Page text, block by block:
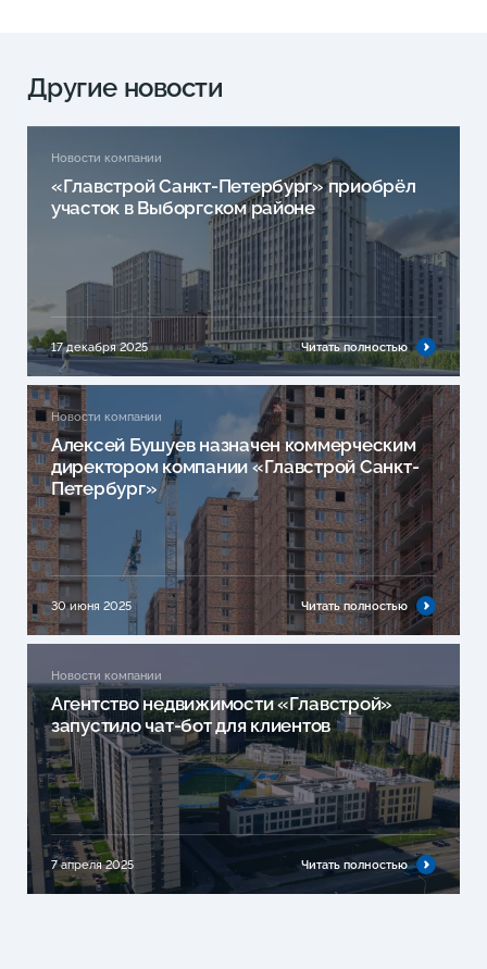
Другие новости
Новости компании
«Главстрой Санкт-Петербург» приобрёл
участок в Выборгском районе
17 декабря 2025 Читать полностью
Новости компании
Алексей Бушуев назначен коммерческим
директором компании «Главстрой Санкт-
Петербург»
30 июня 2025 Читать полностью
Новости компании
Агентство недвижимости «Главстрой»
запустило чат-бот для клиентов
7 апреля 2025 Читать полностью